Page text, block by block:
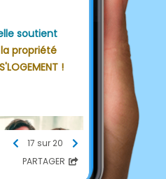
soutient
propriété
!
17 sur 20
PARTAGER